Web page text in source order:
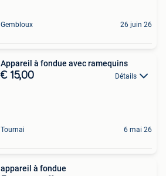
Gembloux 26 juin 26
Appareil à fondue avec ramequins
€ 15,00 Détails
Tournai 6 mai 26
appareil à fondue